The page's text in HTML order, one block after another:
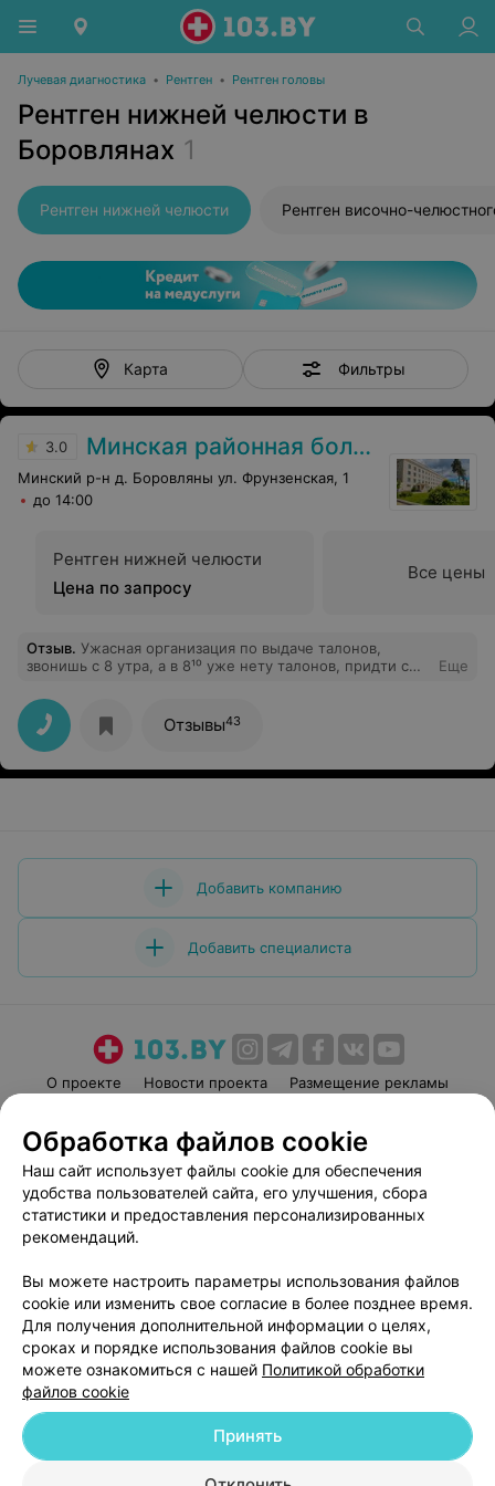
Лучевая диагностика • Рентген • Рентген головы
Рентген нижней челюсти в
Боровлянах 1
Рентген нижней челюсти
Карта Фильтры
3.0 Минская районная больница
Минский р-н д. Боровляны ул. Фрунзенская, 1
до 14:00
Рентген нижней челюсти
Цена по запросу
Все цены
Отзыв. Ужасная организация по выдаче талонов,
звонишь с 8 утра, а в 8¹⁰ уже нету талонов, придти с
нету возможности так есть ещё один грудной
маленький ребенок, неужели для детей нельзя
сделать как-то отдельно, чтобы талоны были, чтобы
можно было вечером прийти и залечить ребенку зуб ,
наверное надо писать жалобу уже куда-то выше
Еще
Отзывы43
Добавить компанию
Добавить специалиста
О проекте Новости проекта
Размещение рекламы
Пользовательское соглашение
Способы оплаты
Вакансии
Партнеры
Написать руководителю 103.by
Обработка персональных данных
© 2026 ООО «Артокс Лаб», УНП 191700409
| 220012, Республика Беларусь,
г. Минск, улица Толбухина, 2, пом. 16 | help@103.by
Обработка файлов cookie
Наш сайт использует файлы cookie для обеспечения
удобства пользователей сайта, его улучшения, сбора
статистики и предоставления персонализированных
рекомендаций.
Вы можете настроить параметры использования файлов
cookie или изменить свое согласие в более позднее время.
Для получения дополнительной информации о целях,
сроках и порядке использования файлов cookie вы
можете ознакомиться с нашей Политикой обработки
файлов cookie
Принять